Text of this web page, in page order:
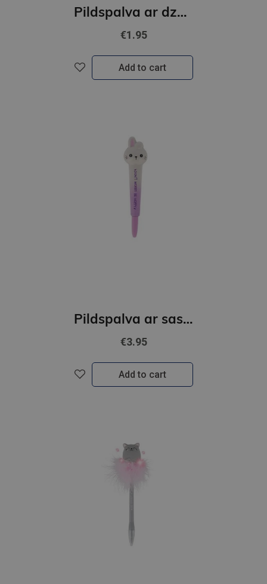
Pildspalva ar dzēšgumiju,sarkana,Mārīte
€1.95
Add to cart
Pildspalva ar saspiežanu korpusu, Zaķītis
€3.95
Add to cart